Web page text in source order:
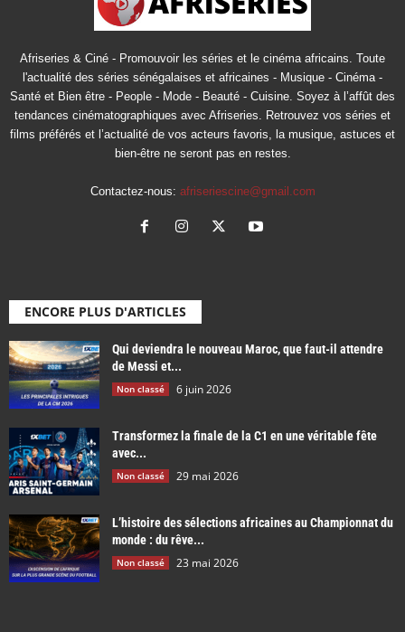
Afriseries & Ciné - Promouvoir les séries et le cinéma africains. Toute
l'actualité des séries sénégalaises et africaines - Musique - Cinéma -
Santé et Bien être - People - Mode - Beauté - Cuisine. Soyez à l’affût des
tendances cinématographiques avec Afriseries. Retrouvez vos séries et
films préférés et l’actualité de vos acteurs favoris, la musique, astuces et
bien-être ne seront pas en restes.
Contactez-nous: afriseriescine@gmail.com
ENCORE PLUS D'ARTICLES
Qui deviendra le nouveau Maroc, que faut-il attendre
de Messi et...
Non classé 6 juin 2026
Transformez la finale de la C1 en une véritable fête
avec...
Non classé 29 mai 2026
L’histoire des sélections africaines au Championnat du
monde : du rêve...
Non classé 23 mai 2026